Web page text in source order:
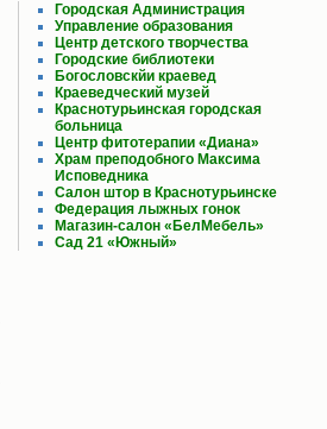
Городская Администрация
Управление образования
Центр детского творчества
Городские библиотеки
Богословскйи краевед
Краеведческий музей
Краснотурьинская городская
больница
Центр фитотерапии «Диана»
Храм преподобного Максима
Исповедника
Салон штор в Краснотурьинске
Федерация лыжных гонок
Магазин-салон «БелМебель»
Сад 21 «Южный»